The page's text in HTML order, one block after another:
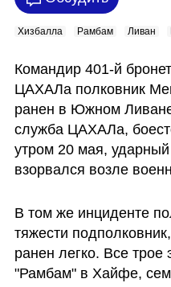
Хизбалла Рамбам Ливан
Командир 401-й
ЦАХАЛа полковник
ранен в Южном
служба ЦАХАЛа,
утром 20 мая,
взорвался возле
В том же инциденте
тяжести
ранен легко. Все трое
"Рамбам" в Хайфе,